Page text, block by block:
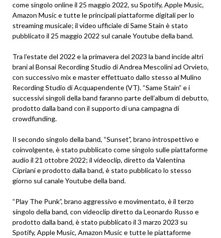
come singolo online il 25 maggio 2022, su Spotify, Apple Music,
Amazon Music e tutte le principali piattaforme digitali per lo
streaming musicale; il video ufficiale di Same Stain è stato
pubblicato il 25 maggio 2022 sul canale Youtube della band.
Tra l’estate del 2022 e la primavera del 2023 la band incide altri
brani al Bonsai Recording Studio di Andrea Mescolini ad Orvieto,
con successivo mix e master effettuato dallo stesso al Mulino
Recording Studio di Acquapendente (VT). “Same Stain” e i
successivi singoli della band faranno parte dell’album di debutto,
prodotto dalla band con il supporto di una campagna di
crowdfunding.
Il secondo singolo della band, “Sunset”, brano introspettivo e
coinvolgente, è stato pubblicato come singolo sulle piattaforme
audio il 21 ottobre 2022; il videoclip, diretto da Valentina
Cipriani e prodotto dalla band, è stato pubblicato lo stesso
giorno sul canale Youtube della band.
“Play The Punk”, brano aggressivo e movimentato, è il terzo
singolo della band, con videoclip diretto da Leonardo Russo e
prodotto dalla band, è stato pubblicato il 3 marzo 2023 su
Spotify, Apple Music, Amazon Music e tutte le piattaforme